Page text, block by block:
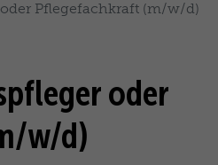
Pflegefachkraft (m/w/d)
oder
w/d)